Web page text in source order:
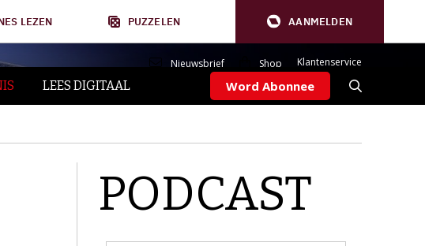
LEZEN PUZZELEN AANMELDEN
Nieuwsbrief Shop Klantenservice
LEES DIGITAAL Word Abonnee
PODCAST